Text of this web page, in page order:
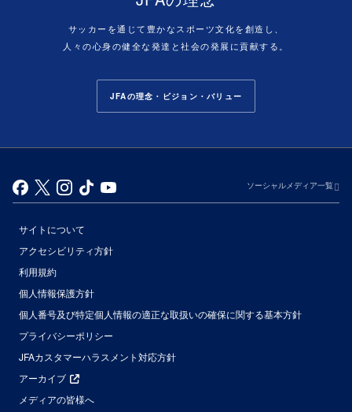
サッカーを通じて豊かなスポーツ文化を創造し、
人々の心身の健全な発達と社会の発展に貢献する。
JFAの理念・ビジョン・バリュー
ソーシャルメディア一覧
サイトについて
アクセシビリティ方針
利用規約
個人情報保護方針
個人番号及び特定個人情報の適正な取扱いの確保に関する基本方針
プライバシーポリシー
JFAカスタマーハラスメント対応方針
アーカイブ
メディアの皆様へ